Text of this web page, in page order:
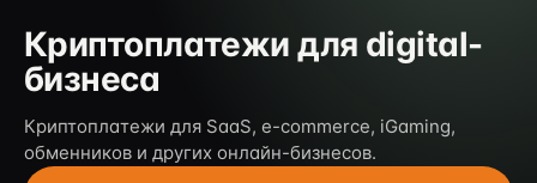
Криптоплатежи для digital-
бизнеса
Криптоплатежи для SaaS, e-commerce, iGaming,
обменников и других онлайн-бизнесов.